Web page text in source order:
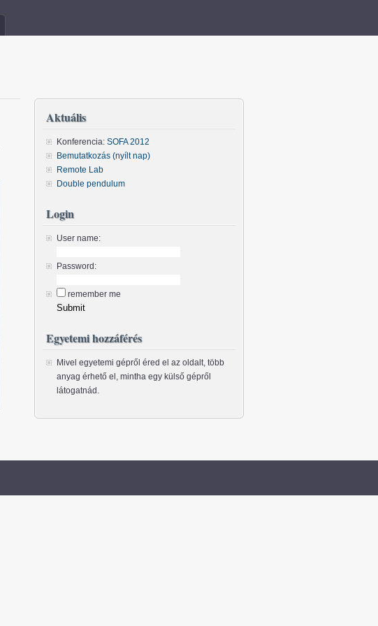
Aktuális
Konferencia: SOFA 2012
Bemutatkozás (nyílt nap)
Remote Lab
Double pendulum
Login
User name:
Password:
remember me
Egyetemi hozzáférés
Mivel egyetemi gépről éred el az oldalt, több
anyag érhető el, mintha egy külső gépről
látogatnád.